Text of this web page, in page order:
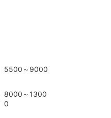
5500～9000
8000～1300
0